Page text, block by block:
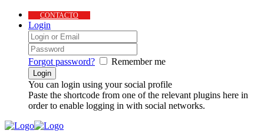
CONTACTO
Login
Forgot password? Remember me
You can login using your social profile
Paste the shortcode from one of the relevant plugins here in
order to enable logging in with social networks.